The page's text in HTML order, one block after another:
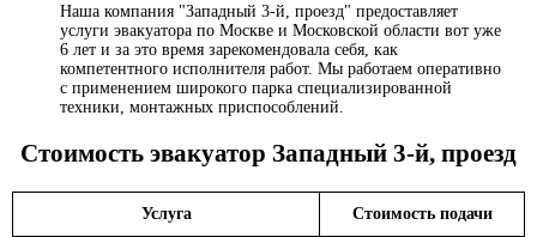
Наша компания "Западный 3-й, проезд" предоставляет
услуги эвакуатора по Москве и Московской области вот уже
6 лет и за это время зарекомендовала себя, как
компетентного исполнителя работ. Мы работаем оперативно
с применением широкого парка специализированной
техники, монтажных приспособлений.
Стоимость эвакуатор Западный 3-й, проезд
Услуга Стоимость подачи